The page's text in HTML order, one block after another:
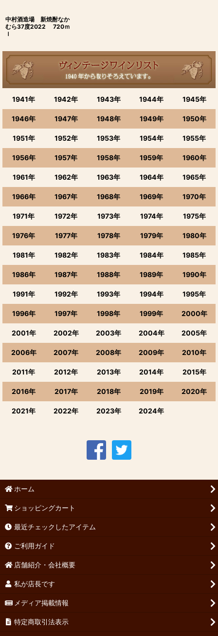
中村酒造場 新焼酎なか
むら37度2022 720ｍ
ｌ
1941年 1942年 1943年 1944年 1945年
1946年 1947年 1948年 1949年 1950年
1951年 1952年 1953年 1954年 1955年
1956年 1957年 1958年 1959年 1960年
1961年 1962年 1963年 1964年 1965年
1966年 1967年 1968年 1969年 1970年
1971年 1972年 1973年 1974年 1975年
1976年 1977年 1978年 1979年 1980年
1981年 1982年 1983年 1984年 1985年
1986年 1987年 1988年 1989年 1990年
1991年 1992年 1993年 1994年 1995年
1996年 1997年 1998年 1999年 2000年
2001年 2002年 2003年 2004年 2005年
2006年 2007年 2008年 2009年 2010年
2011年 2012年 2013年 2014年 2015年
2016年 2017年 2018年 2019年 2020年
2021年 2022年 2023年 2024年
ホーム
ショッピングカート
最近チェックしたアイテム
ご利用ガイド
店舗紹介・会社概要
私が店長です
メディア掲載情報
特定商取引法表示